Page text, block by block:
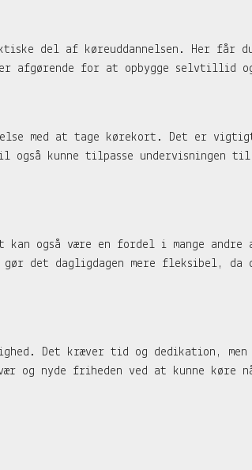
del af køreuddannelsen. Her får
afgørende for at opbygge selvtillid
med at tage kørekort. Det er
også kunne tilpasse
også være en fordel i mange andre
det dagligdagen mere fleksibel,
Det kræver tid og dedikation,
og nyde friheden ved at kunne køre